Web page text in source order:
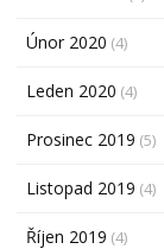
Únor 2020 (4)
Leden 2020 (4)
Prosinec 2019 (5)
Listopad 2019 (4)
Říjen 2019 (4)